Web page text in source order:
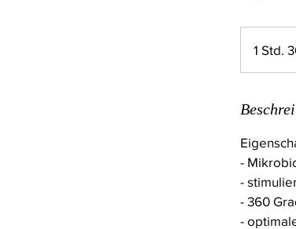
1 Std.
-
-
- 360
-